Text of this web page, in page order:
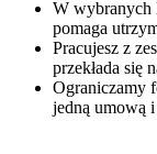
W wybranych
pomaga
Pracujesz z
przekłada się
Ograniczamy
jedną umową